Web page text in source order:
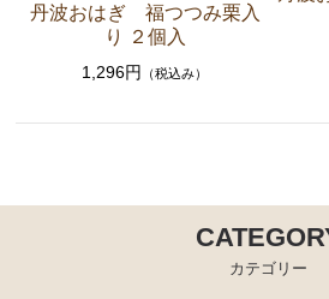
丹波おはぎ 福つつみ栗入
り ２個入
1,296円 （税込み）
カテゴリー